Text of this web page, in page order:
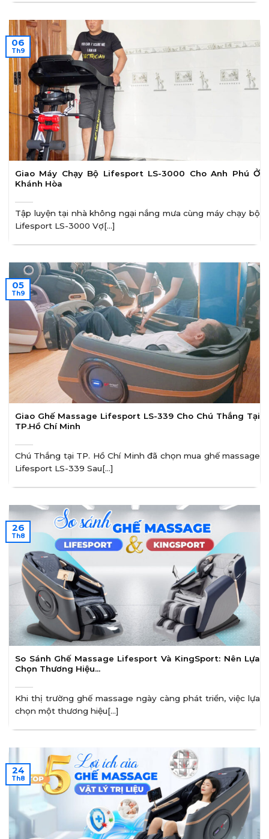
Giao Máy Chạy Bộ Lifesport LS-3000 Cho Anh Phú Ở
Khánh Hòa
Tập luyện tại nhà không ngại nắng mưa cùng máy chạy bộ
Lifesport LS-3000 Vợ[...]
06
Th9
Giao Ghế Massage Lifesport LS-339 Cho Chú Thắng Tại
TP.Hồ Chí Minh
Chú Thắng tại TP. Hồ Chí Minh đã chọn mua ghế massage
Lifesport LS-339 Sau[...]
05
Th9
So Sánh Ghế Massage Lifesport Và KingSport: Nên Lựa
Chọn Thương Hiệu…
Khi thị trường ghế massage ngày càng phát triển, việc lựa
chọn một thương hiệu[...]
26
Th8
24
Th8